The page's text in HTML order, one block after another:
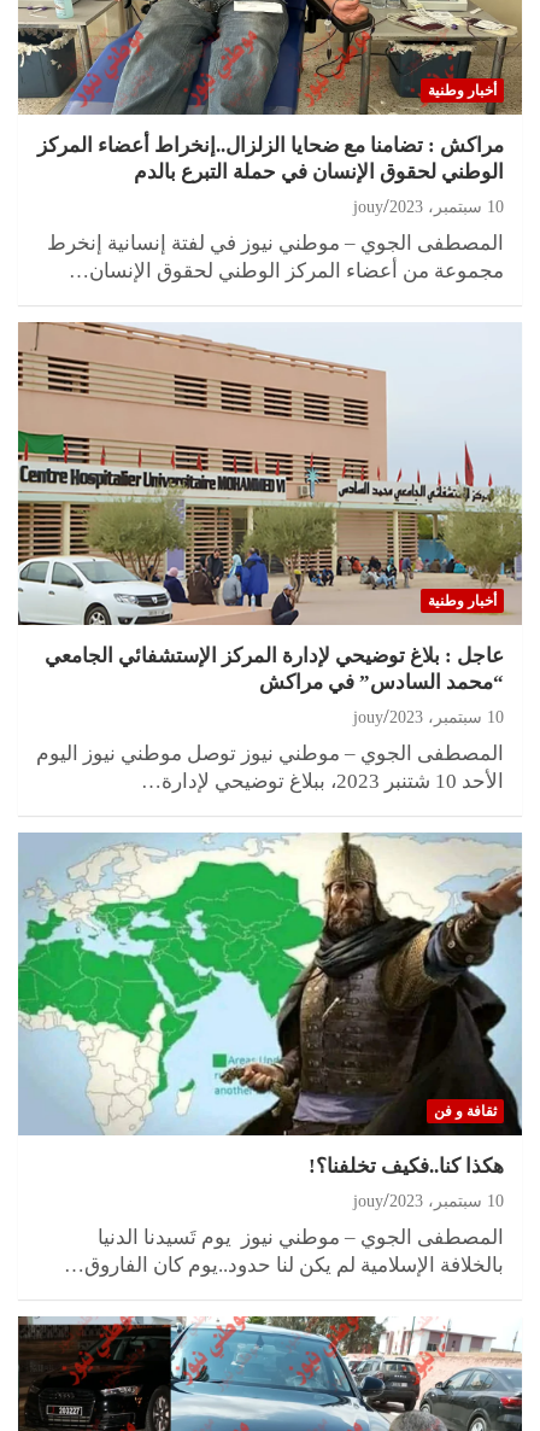
أخبار وطنية
مراكش : تضامنا مع ضحايا الزلزال..إنخراط أعضاء المركز
الوطني لحقوق الإنسان في حملة التبرع بالدم
10 سبتمبر، 2023 jouy
المصطفى الجوي – موطني نيوز في لفتة إنسانية إنخرط
مجموعة من أعضاء المركز الوطني لحقوق الإنسان…
أخبار وطنية
عاجل : بلاغ توضيحي لإدارة المركز الإستشفائي الجامعي
“محمد السادس” في مراكش
10 سبتمبر، 2023 jouy
المصطفى الجوي – موطني نيوز توصل موطني نيوز اليوم
الأحد 10 شتنبر 2023، ببلاغ توضيحي لإدارة…
ثقافة و فن
هكذا كنا..فكيف تخلفنا؟!
10 سبتمبر، 2023 jouy
المصطفى الجوي – موطني نيوز يوم تَسيدنا الدنيا
بالخلافة الإسلامية لم يكن لنا حدود..يوم كان الفاروق…